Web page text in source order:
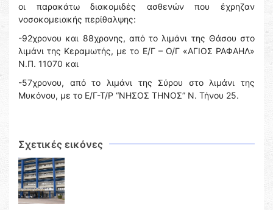
οι παρακάτω διακομιδές ασθενών που έχρηζαν
νοσοκομειακής περίθαλψης:
-92χρονου και 88χρονης, από το λιμάνι της Θάσου στο
λιμάνι της Κεραμωτής, με το Ε/Γ – Ο/Γ «ΑΓΙΟΣ ΡΑΦΑΗΛ»
Ν.Π. 11070 και
-57χρονου, από το λιμάνι της Σύρου στο λιμάνι της
Μυκόνου, με το Ε/Γ-Τ/Ρ “ΝΗΣΟΣ ΤΗΝΟΣ” Ν. Τήνου 25.
Σχετικές εικόνες